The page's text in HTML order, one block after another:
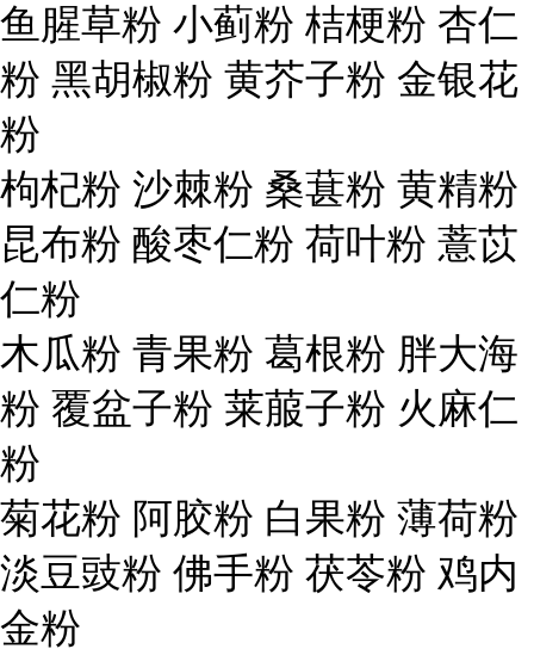
鱼腥草粉 小蓟粉 桔梗粉 杏仁
粉 黑胡椒粉 黄芥子粉 金银花
粉
枸杞粉 沙棘粉 桑葚粉 黄精粉
昆布粉 酸枣仁粉 荷叶粉 薏苡
仁粉
木瓜粉 青果粉 葛根粉 胖大海
粉 覆盆子粉 莱菔子粉 火麻仁
粉
菊花粉 阿胶粉 白果粉 薄荷粉
淡豆豉粉 佛手粉 茯苓粉 鸡内
金粉